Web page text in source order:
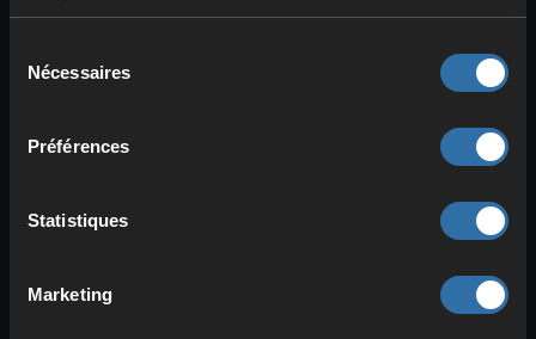
services.
Nécessaires
Préférences
Statistiques
Marketing
La solution classique est l’
et de
et
et il n’y a